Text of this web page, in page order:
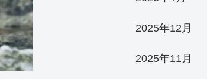
2025年12月
2025年11月